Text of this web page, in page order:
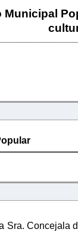
Municipal
Sra. Concejala